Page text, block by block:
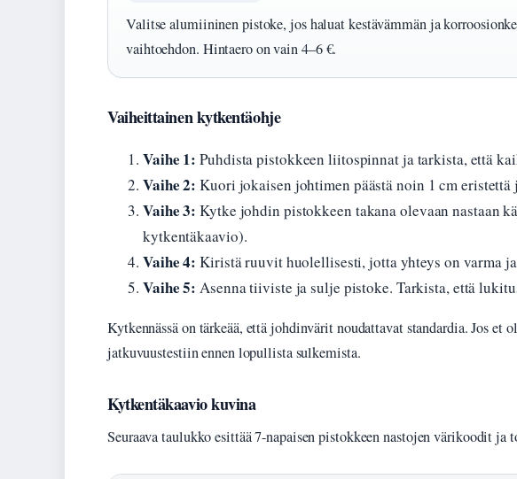
Valitse alumiininen pistoke, jos haluat kestävämmän ja
vaihtoehdon. Hintaero on vain 4–6 €.
Vaiheittainen kytkentäohje
Vaihe 1: Puhdista pistokkeen liitospinnat ja tarkista, että
Vaihe 2: Kuori jokaisen johtimen päästä noin 1 cm
Vaihe 3: Kytke johdin pistokkeen takana olevaan nastaan
kytkentäkaavio).
Vaihe 4: Kiristä ruuvit huolellisesti, jotta yhteys on varma ja
Vaihe 5: Asenna tiiviste ja sulje pistoke. Tarkista, että
Kytkennässä on tärkeää, että johdinvärit noudattavat standardia. Jos et
jatkuvuustestiin ennen lopullista sulkemista.
Kytkentäkaavio kuvina
Seuraava taulukko esittää 7-napaisen pistokkeen nastojen värikoodit ja